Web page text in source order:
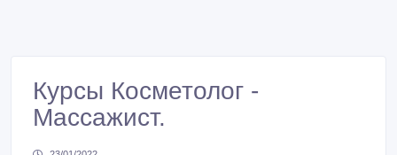
Курсы Косметолог -
Массажист.